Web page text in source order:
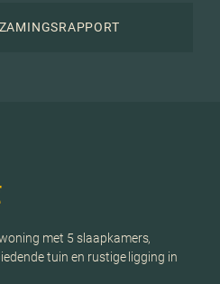
met 5 slaapkamers,
tuin en rustige ligging in